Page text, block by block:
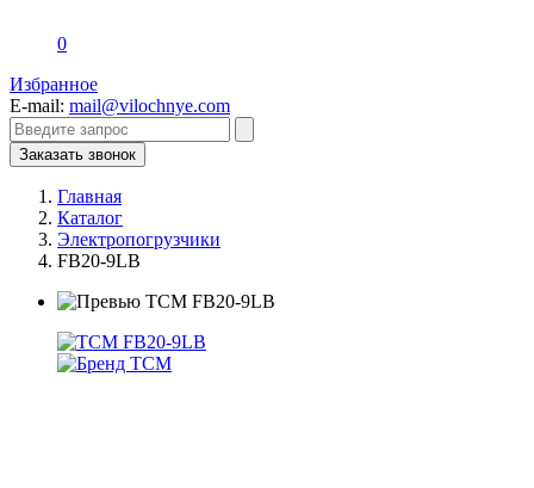
0
Избранное
E-mail: mail@vilochnye.com
Заказать звонок
Главная
Каталог
Электропогрузчики
FB20-9LB